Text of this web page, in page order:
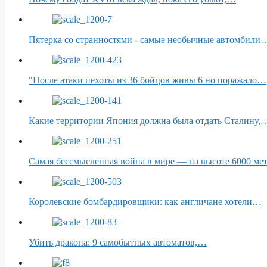
Пятерка со странностями - самые необычные
"После атаки пехоты из 36 бойцов живы 6 но поражало…
Какие территории Япония должна была отдать
Самая бессмысленная война в мире — на высоте 6000
Королевские бомбардировщики: как англичане хотели…
Убить дракона: 9 самобытных автоматов,…